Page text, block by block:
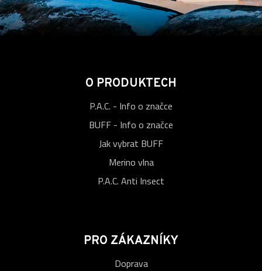
O PRODUKTECH
P.A.C. - Info o značce
BUFF - Info o značce
Jak vybrat BUFF
Merino vlna
P.A.C. Anti Insect
PRO ZÁKAZNÍKY
Doprava